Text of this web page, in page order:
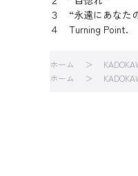
３ “永遠にあなた
４ Turning Point.
ホーム
ホーム